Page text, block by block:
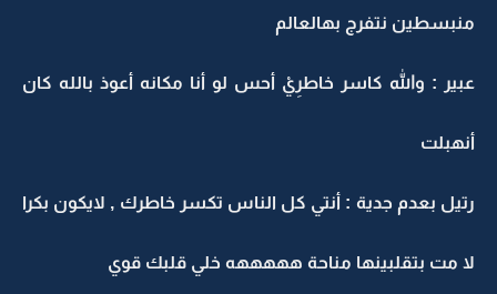
منبسطين نتفرج بهالعالم
عبير : والله كاسر خاطرِيْ أحس لو أنا مكانه أعوذ بالله كان
أنهبلت
رتيل بعدم جدية : أنتي كل الناس تكسر خاطرك , لايكون بكرا
لا مت بتقلبينها مناحة هههههه خلي قلبك قوي